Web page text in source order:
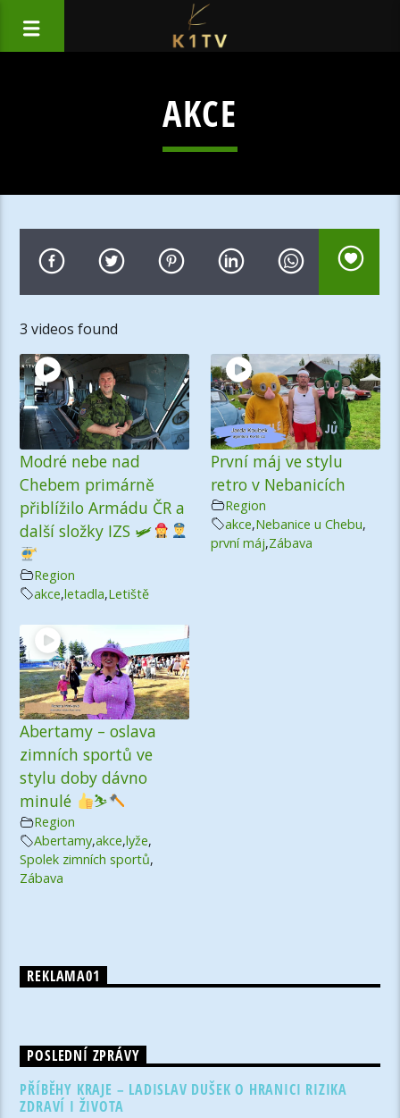
AKCE
3 videos found
Modré nebe nad
Chebem primárně
přiblížilo Armádu ČR a
další složky IZS 🛩
Region
akce,letadla,Letiště
První máj ve stylu
retro v Nebanicích
Region
akce,Nebanice u Chebu,
první máj,Zábava
Abertamy – oslava
zimních sportů ve
stylu doby dávno
minulé
⛷
Region
Abertamy,akce,lyže,
Spolek zimních sportů,
Zábava
REKLAMA01
POSLEDNÍ ZPRÁVY
PŘÍBĚHY KRAJE – LADISLAV DUŠEK O HRANICI RIZIKA
ZDRAVÍ I ŽIVOTA